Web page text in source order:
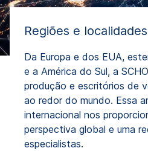
Regiões e localidades
Da Europa e dos EUA,
e a América do Sul, a
produção e escritórios de
ao redor do mundo. Essa
internacional nos
perspectiva global e uma
especialistas.